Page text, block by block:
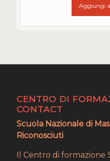
Aggiungi
CENTRO DI
CONTACT
Scuola Nazionale di
Riconosciuti
Il Centro di formazione